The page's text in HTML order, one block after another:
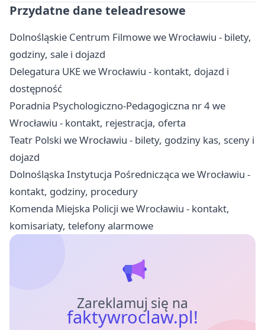
Przydatne dane teleadresowe
Dolnośląskie Centrum Filmowe we Wrocławiu - bilety,
godziny, sale i dojazd
Delegatura UKE we Wrocławiu - kontakt, dojazd i
dostępność
Poradnia Psychologiczno-Pedagogiczna nr 4 we
Wrocławiu - kontakt, rejestracja, oferta
Teatr Polski we Wrocławiu - bilety, godziny kas, sceny i
dojazd
Dolnośląska Instytucja Pośrednicząca we Wrocławiu -
kontakt, godziny, procedury
Komenda Miejska Policji we Wrocławiu - kontakt,
komisariaty, telefony alarmowe
Zareklamuj się na
faktywroclaw.pl!